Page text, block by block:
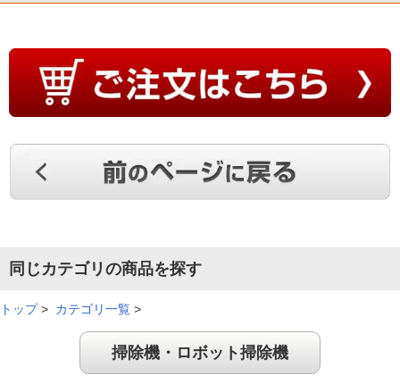
同じカテゴリの商品を探す
トップ> カテゴリ一覧 >
掃除機・ロボット掃除機